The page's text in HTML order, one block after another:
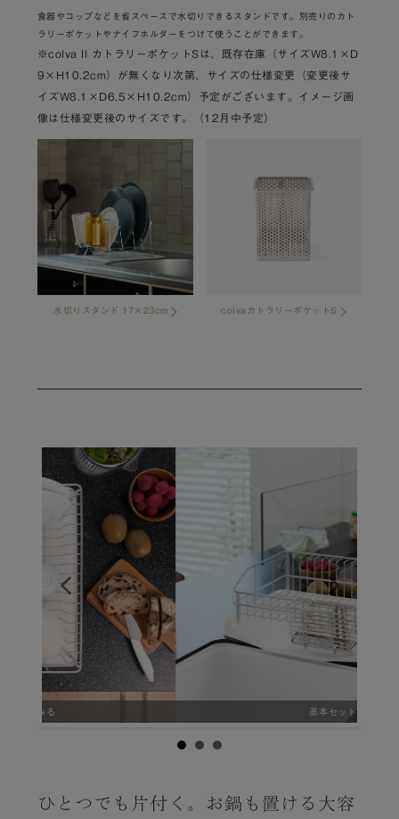
食器やコップなどを省スペースで水切りできるスタンドです。別売りのカト
ラリーポケットやナイフホルダーをつけて使うことができます。
※colva II カトラリーポケットSは、既存在庫（サイズW8.1×D
9×H10.2cm）が無くなり次第、サイズの仕様変更（変更後サ
イズW8.1×D6.5×H10.2cm）予定がございます。イメージ画
像は仕様変更後のサイズです。（12月中予定）
水切りスタンド 17×23cm colvaカトラリーポケットS
ひとつでも片付く。お鍋も置ける大容